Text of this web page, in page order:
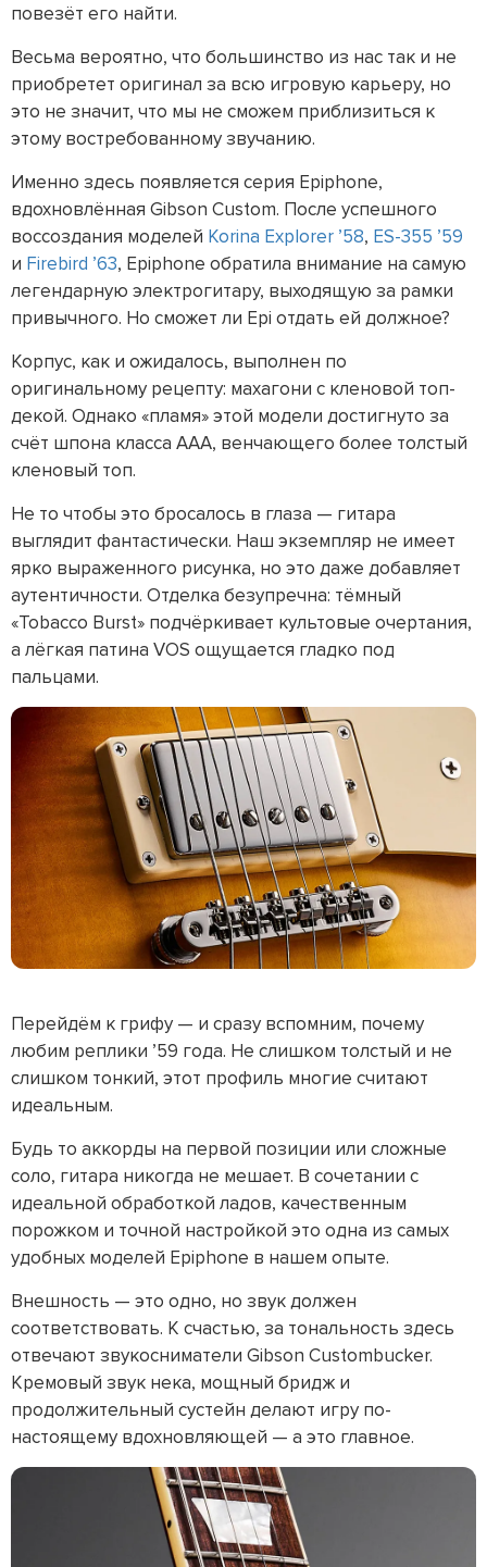
повезёт его найти.
Весьма вероятно, что большинство из нас так и не
приобретет оригинал за всю игровую карьеру, но
это не значит, что мы не сможем приблизиться к
этому востребованному звучанию.
Именно здесь появляется серия Epiphone,
вдохновлённая Gibson Custom. После успешного
воссоздания моделей Korina Explorer ’58, ES-355 ’59
и Firebird ’63, Epiphone обратила внимание на самую
легендарную электрогитару, выходящую за рамки
привычного. Но сможет ли Epi отдать ей должное?
Корпус, как и ожидалось, выполнен по
оригинальному рецепту: махагони с кленовой топ-
декой. Однако «пламя» этой модели достигнуто за
счёт шпона класса AAA, венчающего более толстый
кленовый топ.
Не то чтобы это бросалось в глаза — гитара
выглядит фантастически. Наш экземпляр не имеет
ярко выраженного рисунка, но это даже добавляет
аутентичности. Отделка безупречна: тёмный
«Tobacco Burst» подчёркивает культовые очертания,
а лёгкая патина VOS ощущается гладко под
пальцами.
Перейдём к грифу — и сразу вспомним, почему
любим реплики ’59 года. Не слишком толстый и не
слишком тонкий, этот профиль многие считают
идеальным.
Будь то аккорды на первой позиции или сложные
соло, гитара никогда не мешает. В сочетании с
идеальной обработкой ладов, качественным
порожком и точной настройкой это одна из самых
удобных моделей Epiphone в нашем опыте.
Внешность — это одно, но звук должен
соответствовать. К счастью, за тональность здесь
отвечают звукосниматели Gibson Custombucker.
Кремовый звук нека, мощный бридж и
продолжительный сустейн делают игру по-
настоящему вдохновляющей — а это главное.